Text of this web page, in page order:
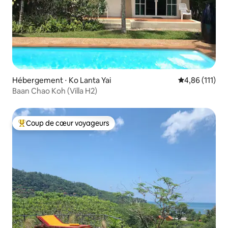
Hébergement ⋅ Ko Lanta Yai Évaluation
4,86 (111)
Baan Chao Koh (Villa H2)
Coups de cœur voyageurs les plus appréciés
Coup de cœur voyageurs